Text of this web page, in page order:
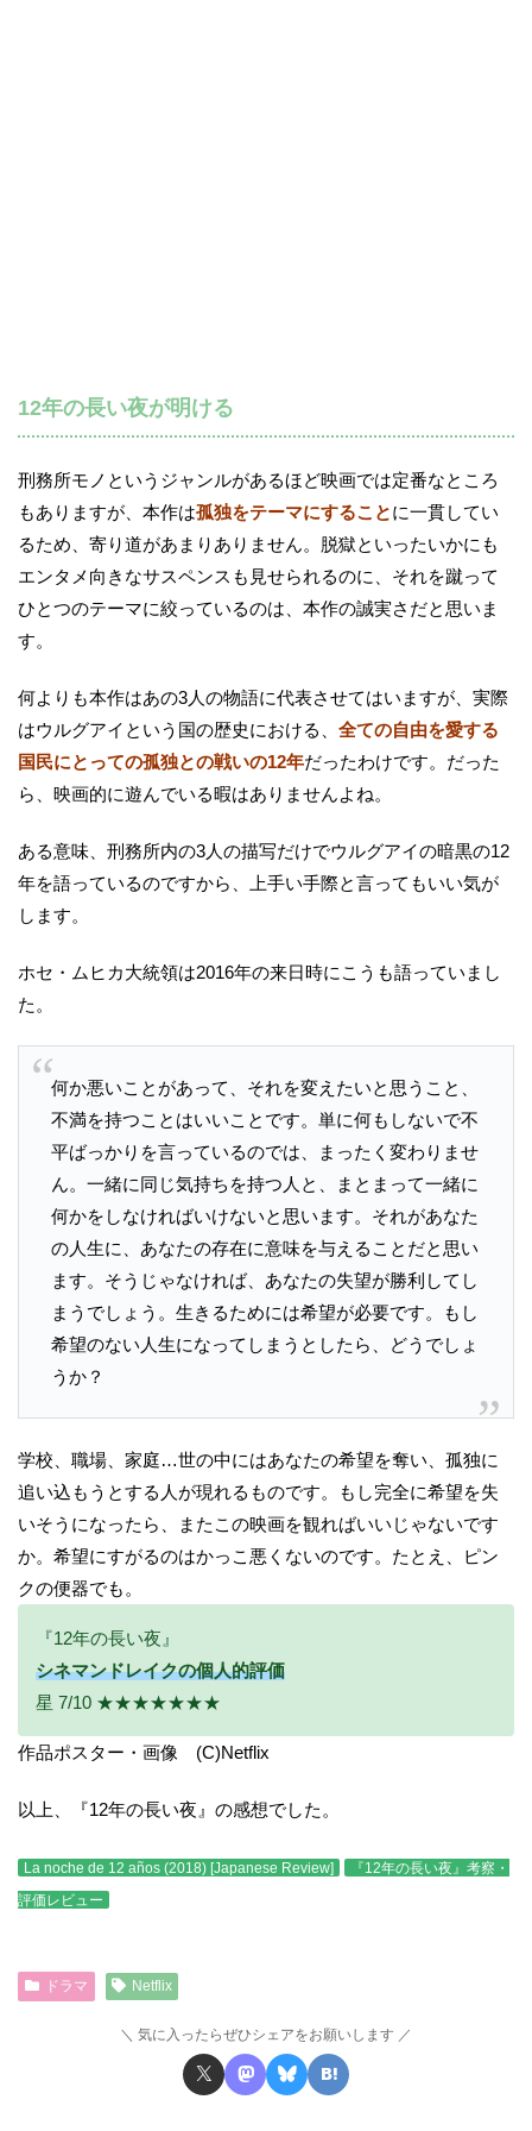
12年の長い夜が明ける
刑務所モノというジャンルがあるほど映画では定番なところ
もありますが、本作は孤独をテーマにすることに一貫してい
るため、寄り道があまりありません。脱獄といったいかにも
エンタメ向きなサスペンスも見せられるのに、それを蹴って
ひとつのテーマに絞っているのは、本作の誠実さだと思いま
す。
何よりも本作はあの3人の物語に代表させてはいますが、実際
はウルグアイという国の歴史における、 全ての自由を愛する
国民にとっての孤独との戦いの12年だったわけです。だった
ら、映画的に遊んでいる暇はありませんよね。
ある意味、刑務所内の3人の描写だけでウルグアイの暗黒の12
年を語っているのですから、上手い手際と言ってもいい気が
します。
ホセ・ムヒカ大統領は2016年の来日時にこうも語っていまし
た。
何か悪いことがあって、それを変えたいと思うこと、
不満を持つことはいいことです。単に何もしないで不
平ばっかりを言っているのでは、まったく変わりませ
ん。一緒に同じ気持ちを持つ人と、まとまって一緒に
何かをしなければいけないと思います。それがあなた
の人生に、あなたの存在に意味を与えることだと思い
ます。そうじゃなければ、あなたの失望が勝利してし
まうでしょう。生きるためには希望が必要です。もし
希望のない人生になってしまうとしたら、どうでしょ
うか？
学校、職場、家庭…世の中にはあなたの希望を奪い、孤独に
追い込もうとする人が現れるものです。もし完全に希望を失
いそうになったら、またこの映画を観ればいいじゃないです
か。希望にすがるのはかっこ悪くないのです。たとえ、ピン
クの便器でも。
『12年の長い夜』
シネマンドレイクの個人的評価
星 7/10 ★★★★★★★
作品ポスター・画像 (C)Netflix
以上、『12年の長い夜』の感想でした。
La noche de 12 años (2018) [Japanese Review]
『12年の長い夜』考察・
評価レビュー
ドラマ Netflix
気に入ったらぜひシェアをお願いします